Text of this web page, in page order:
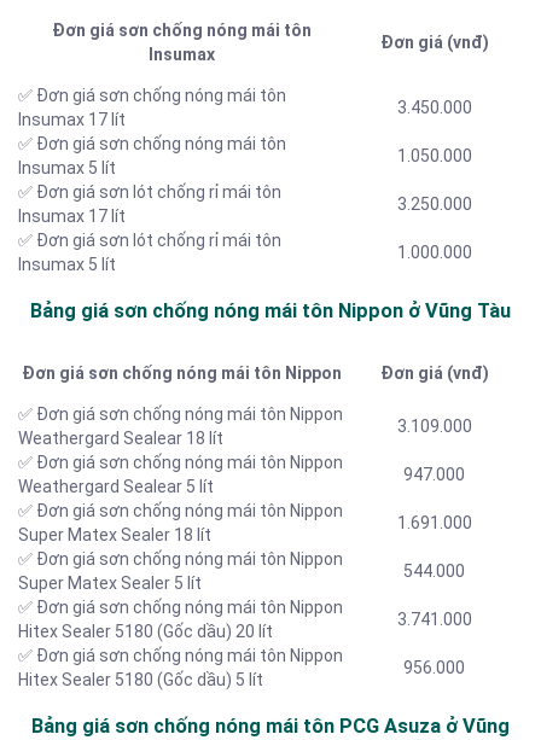
Đơn giá sơn chống nóng mái tôn
Insumax
Đơn giá (vnđ)
✅ Đơn giá sơn chống nóng mái tôn
Insumax 17 lít
3.450.000
✅ Đơn giá sơn chống nóng mái tôn
Insumax 5 lít
1.050.000
✅ Đơn giá sơn lót chống rỉ mái tôn
Insumax 17 lít
3.250.000
✅ Đơn giá sơn lót chống rỉ mái tôn
Insumax 5 lít
1.000.000
Bảng giá sơn chống nóng mái tôn Nippon ở Vũng Tàu
Đơn giá sơn chống nóng mái tôn Nippon Đơn giá (vnđ)
✅ Đơn giá sơn chống nóng mái tôn Nippon
Weathergard Sealear 18 lít
3.109.000
✅ Đơn giá sơn chống nóng mái tôn Nippon
Weathergard Sealear 5 lít
947.000
✅ Đơn giá sơn chống nóng mái tôn Nippon
Super Matex Sealer 18 lít
1.691.000
✅ Đơn giá sơn chống nóng mái tôn Nippon
Super Matex Sealer 5 lít
544.000
✅ Đơn giá sơn chống nóng mái tôn Nippon
Hitex Sealer 5180 (Gốc dầu) 20 lít
3.741.000
✅ Đơn giá sơn chống nóng mái tôn Nippon
Hitex Sealer 5180 (Gốc dầu) 5 lít
956.000
Bảng giá sơn chống nóng mái tôn PCG Asuza ở Vũng